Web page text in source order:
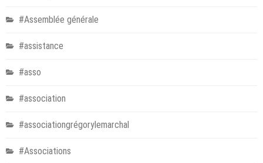
#Assemblée générale
#assistance
#asso
#association
#associationgrégorylemarchal
#Associations